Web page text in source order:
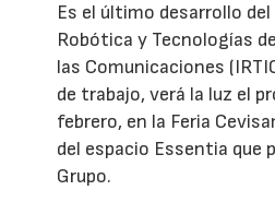
Es el último desarrollo
Robótica y Tecnologías
las Comunicaciones
de trabajo, verá la luz el
febrero, en la Feria
del espacio Essentia que
Grupo.